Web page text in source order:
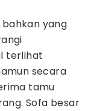
yang
terlihat
secara
tamu
Sofa besar